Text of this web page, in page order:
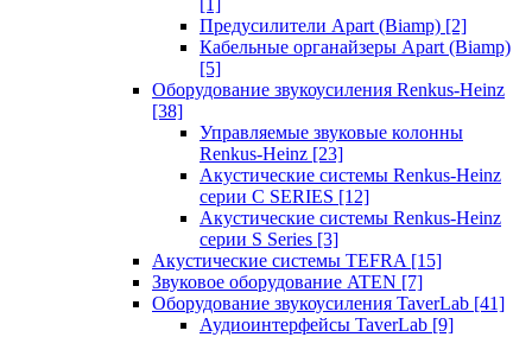
[1]
Предусилители Apart (Biamp) [2]
Кабельные органайзеры Apart (Biamp)
[5]
Оборудование звукоусиления Renkus-Heinz
[38]
Управляемые звуковые колонны
Renkus-Heinz [23]
Акустические системы Renkus-Heinz
серии C SERIES [12]
Акустические системы Renkus-Heinz
серии S Series [3]
Акустические системы TEFRA [15]
Звуковое оборудование ATEN [7]
Оборудование звукоусиления TaverLab [41]
Аудиоинтерфейсы TaverLab [9]